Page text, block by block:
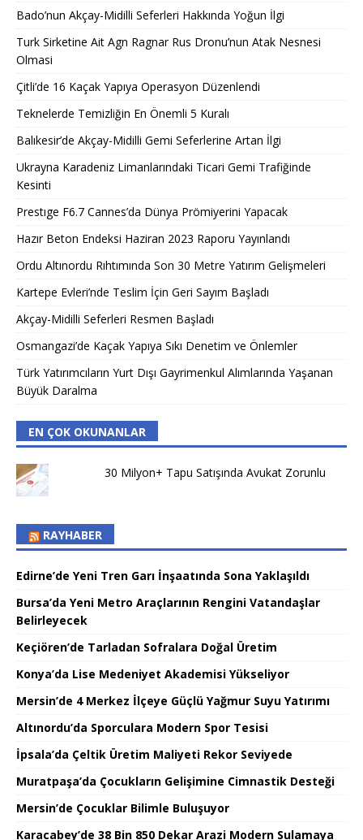
Bado’nun Akçay-Midilli Seferleri Hakkında Yoğun İlgi
Turk Sirketine Ait Agn Ragnar Rus Dronu’nun Atak Nesnesi
Olmasi
Çitli’de 16 Kaçak Yapıya Operasyon Düzenlendi
Teknelerde Temizliğin En Önemli 5 Kuralı
Balıkesir’de Akçay-Midilli Gemi Seferlerine Artan İlgi
Ukrayna Karadeniz Limanlarındaki Ticari Gemi Trafiğinde
Kesinti
Prestıge F6.7 Cannes’da Dünya Prömiyerini Yapacak
Hazır Beton Endeksi Haziran 2023 Raporu Yayınlandı
Ordu Altınordu Rıhtımında Son 30 Metre Yatırım Gelişmeleri
Kartepe Evleri’nde Teslim İçin Geri Sayım Başladı
Akçay-Midilli Seferleri Resmen Başladı
Osmangazi’de Kaçak Yapıya Sıkı Denetim ve Önlemler
Türk Yatırımcıların Yurt Dışı Gayrimenkul Alımlarında Yaşanan
Büyük Daralma
EN ÇOK OKUNANLAR
30 Milyon+ Tapu Satışında Avukat Zorunlu
RAYHABER
Edirne’de Yeni Tren Garı İnşaatında Sona Yaklaşıldı
Bursa’da Yeni Metro Araçlarının Rengini Vatandaşlar
Belirleyecek
Keçiören’de Tarladan Sofralara Doğal Üretim
Konya’da Lise Medeniyet Akademisi Yükseliyor
Mersin’de 4 Merkez İlçeye Güçlü Yağmur Suyu Yatırımı
Altınordu’da Sporculara Modern Spor Tesisi
İpsala’da Çeltik Üretim Maliyeti Rekor Seviyede
Muratpaşa’da Çocukların Gelişimine Cimnastik Desteği
Mersin’de Çocuklar Bilimle Buluşuyor
Karacabey’de 38 Bin 850 Dekar Arazi Modern Sulamaya